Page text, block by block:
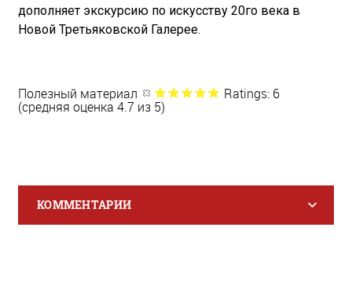
дополняет экскурсию по искусству 20го века в
Новой Третьяковской Галерее.
Полезный материал Ratings: 6
(средняя оценка 4.7 из 5)
КОММЕНТАРИИ